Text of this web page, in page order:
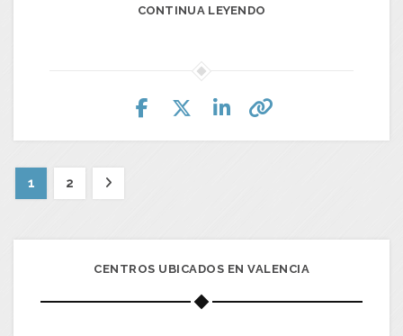
CONTINUA LEYENDO
1 2
CENTROS UBICADOS EN VALENCIA